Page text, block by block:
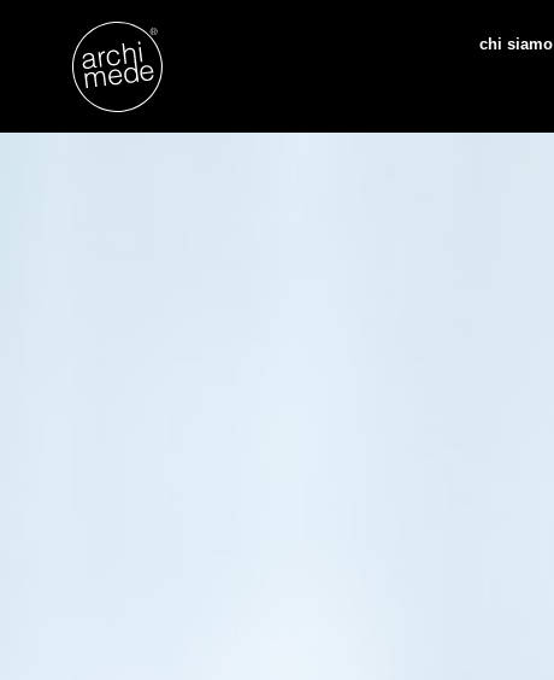
chi siamo